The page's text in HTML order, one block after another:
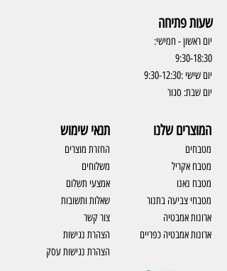
שעות פתיחה
יום ראשון - חמישי:
9:30-18:30
יום שישי :9:30-12:30
יום שבת: סגור
תנאי שימוש
החזרת מוצרים
משלוחים
אמצעי תשלום
שאלות ותשובות
צור קשר
​הצהרת נגישות
הצהרת נגישות עסק
המוצרים שלנו
מטבחים
מטבח אקריל
מטבח נאנו
מטבחי צביעה בתנור
ארונות אמבטיה
ארונות אמבטיה כפריים